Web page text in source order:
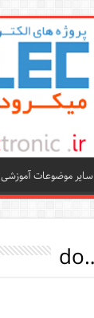
سایر موضوعات آموزشی